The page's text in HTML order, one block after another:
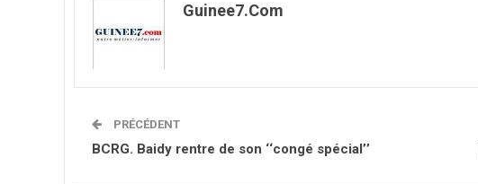
Guinee7.com
PRÉCÉDENT
BCRG. Baidy rentre de son ‘‘congé spécial’’